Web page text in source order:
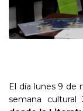
El día lunes 9 de
semana cultural